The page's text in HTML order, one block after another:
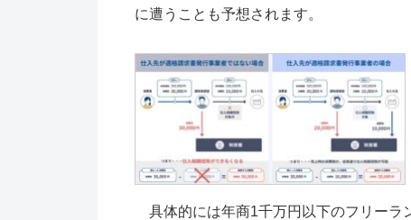
に遭うことも予想されます。
具体的には年商1千万円以下のフリーラ